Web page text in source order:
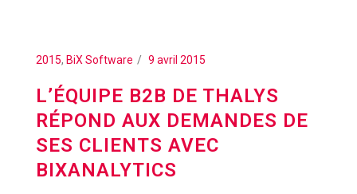
2015, BiX Software 9 avril 2015
L’ÉQUIPE B2B DE THALYS
RÉPOND AUX DEMANDES DE
SES CLIENTS AVEC
BIXANALYTICS